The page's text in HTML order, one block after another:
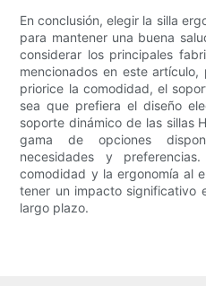
En conclusión, elegir la silla
para mantener una buena
considerar los principales
mencionados en este
priorice la comodidad, el
sea que prefiera el diseño
soporte dinámico de las sillas
gama de opciones
necesidades y
comodidad y la ergonomía al
tener un impacto significativo
largo plazo.